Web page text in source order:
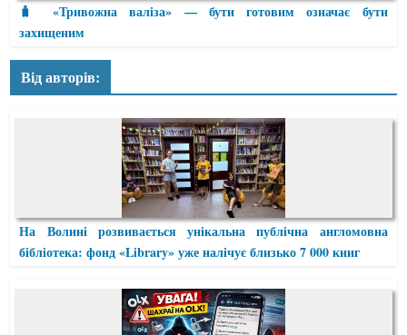
🧳 «Тривожна валіза» — бути готовим означає бути
захищеним
Від авторів:
На Волині розвивається унікальна публічна англомовна
бібліотека: фонд «Library» уже налічує близько 7 000 книг